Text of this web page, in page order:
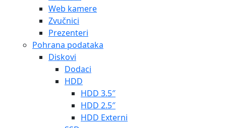
Web kamere
Zvučnici
Prezenteri
Pohrana podataka
Diskovi
Dodaci
HDD
HDD 3.5″
HDD 2.5″
HDD Externi